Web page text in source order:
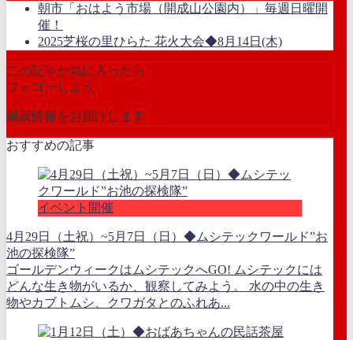
朝市「おはよう市場（開成山公園内）」毎週日曜開
催！
2025芝桜の里ひらた 花火大会◆8月14日(木)
この記事が気に入ったら
フォローしよう
最新情報をお届けします
おすすめの記事
イベント開催
4月29日（土祝）~5月7日（日）◆ムシテックワールド”お
池の探検隊”
ゴールデンウィークはムシテックへGO! ムシテックには
どんな生き物がいるか、観察してみよう。 水の中の生き
物やカブトムシ、クワガタとのふれあ...